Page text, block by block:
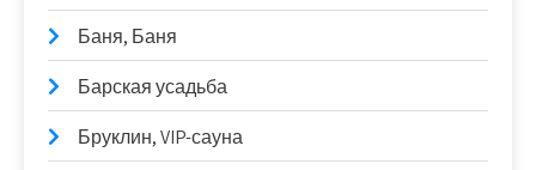
Баня, Баня
Барская усадьба
Бруклин, VIP-сауна